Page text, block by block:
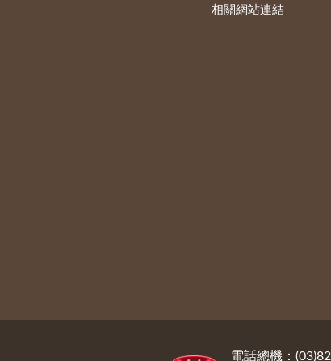
相關網站連結
電話總機：